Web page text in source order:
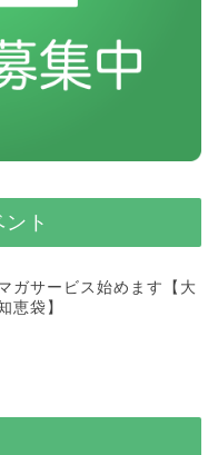
ト
ガサービス始めます【大
恵袋】